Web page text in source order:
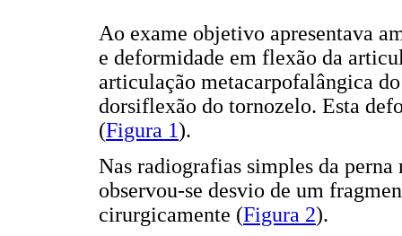
Ao exame objetivo apresentava
e deformidade em flexão da
articulação metacarpofalângica
dorsiflexão do tornozelo. Esta
(Figura 1).
Nas radiografias simples da
observou-se desvio de um
cirurgicamente (Figura 2).